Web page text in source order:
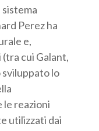
Perez ha
e,
cui Galant,
lo
le reazioni
utilizzati dai